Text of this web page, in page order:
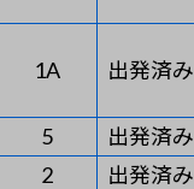
1A 出発済み
5 出発済み
2 出発済み